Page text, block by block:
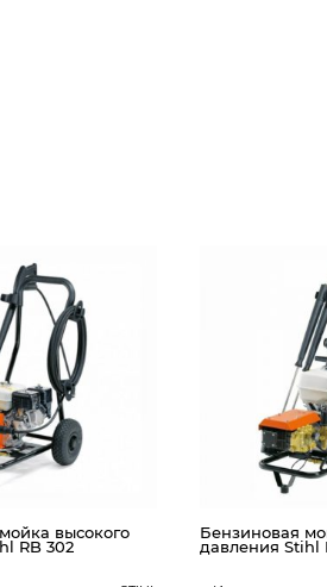
высокого
RB 302
Бензиновая
давления Stihl